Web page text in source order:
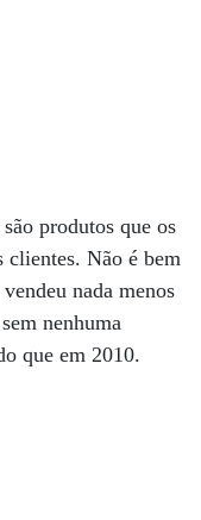
produtos que os
clientes. Não é bem
nada menos
nenhuma
que em 2010.